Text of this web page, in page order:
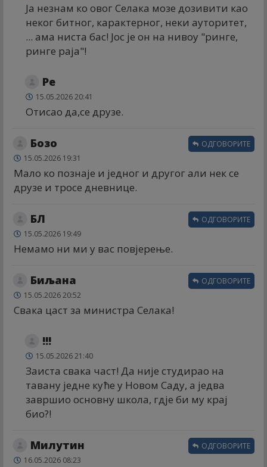
Ја незнам ко овог Селака мозе дозивити као
неког битног, карактерног, неки ауторитет,
... ама ниста бас! Јос је он на нивоу "ринге,
ринге раја"!
Ре
15.05.2026 20:41
Отисао да,се друзе.
Бозо
15.05.2026 19:31
Мало ко познаје и једног и другог али нек се
друзе и тросе дневнице.
ОДГОВОРИТЕ
БЛ
15.05.2026 19:49
Немамо ни ми у вас повјерење.
ОДГОВОРИТЕ
Биљана
15.05.2026 20:52
Свака цаст за министра Селака!
ОДГОВОРИТЕ
!!!
15.05.2026 21:40
Заиста свака част! Да није студирао на
тавану једне куће у Новом Саду, а једва
завршио основну школа, гдје би му крај
био?!
Милутин
16.05.2026 08:23
ОДГОВОРИТЕ